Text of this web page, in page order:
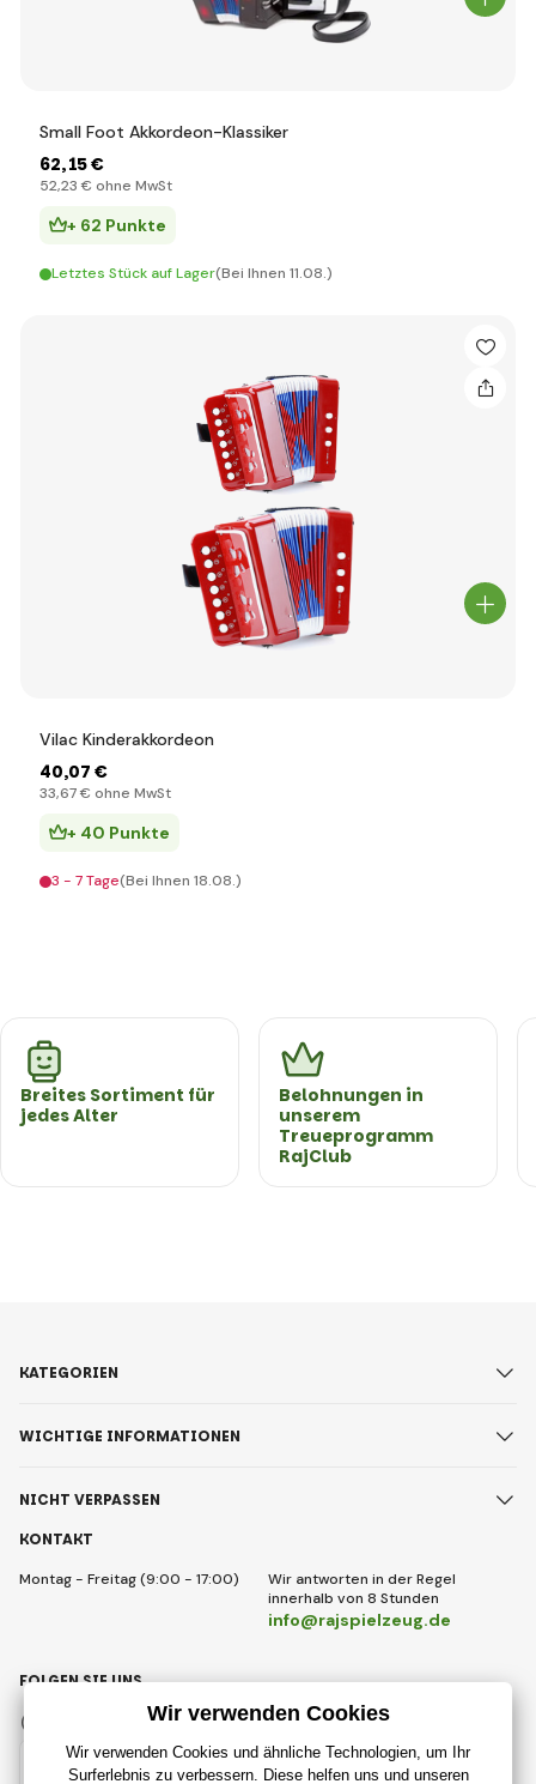
Small Foot Akkordeon-Klassiker
62,15 €
52,23 € ohne MwSt
+ 62 Punkte
Letztes Stück auf Lager(Bei Ihnen 11.08.)
Vilac Kinderakkordeon
40,07 €
33,67 € ohne MwSt
+ 40 Punkte
3 - 7 Tage(Bei Ihnen 18.08.)
Breites Sortiment für
jedes Alter
Belohnungen in
unserem
Treueprogramm
RajClub
KONTAKT
Montag - Freitag (9:00 - 17:00)
Wir antworten in der Regel
innerhalb von 8 Stunden
info@rajspielzeug.de
KATEGORIEN
WICHTIGE INFORMATIONEN
NICHT VERPASSEN
Deutsch
FOLGEN SIE UNS
Instagram